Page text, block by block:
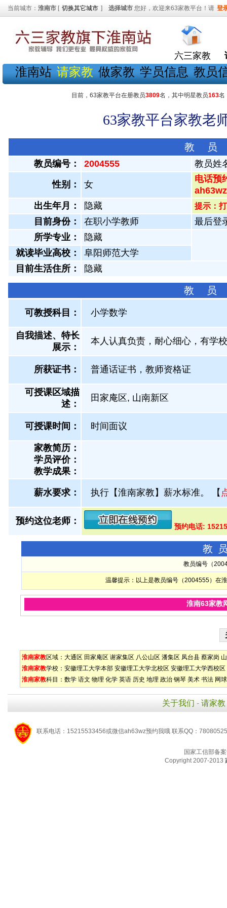
当前城市： 淮南市 [ 切换其它城市 ] 选择城市 您好，欢迎来63家教平台！请 登
六三家教
淮南站 请家教 做家教 学员信息 教员
目前，63家教平台在册教员3809名，其中明星教员163名
63家教平台家教老
教 员
教员编号： 2004555 教员姓
性别： 女
电话预
出生年月：
隐藏 提示：
目前身份： 在职小学教师
最后登
所学专业：
隐藏
就读毕业高校：
阜阳师范大学
目前生活住所：
隐藏
教 员
可教授科目： 小学数学
自我描述、特长
展示 ：
本人认真负责，耐心细心，有学
所获证书 ： 普通话证书，教师资格证
可授课区域描
述：
田家庵区, 山南新区
可授课时间： 时间面议
家教简历：
学员评价：
教学成果：
薪水要求： 执行【淮南家教】薪水标准。 【
预约这位老师：
预约电话:
教
教员编号（
温馨提示：以上是教员编号（2004555）在
淮南63家教
淮南家教区域： 大通区 田家庵区 谢家集区 八公山区 潘集区 凤台县 蔡家岗
淮南家教学校： 安徽理工大学本部 安徽理工大学北校区 安徽理工大学西校区
淮南家教科目： 数学 语文 物理 化学 英语 历史 地理 政治 钢琴 美术 书法 网球
关于我们 - 请家教
联系电话：15215533456或微信ah63wz预约我哦 联系QQ：
国家工信部备
Copyright 2007-2013